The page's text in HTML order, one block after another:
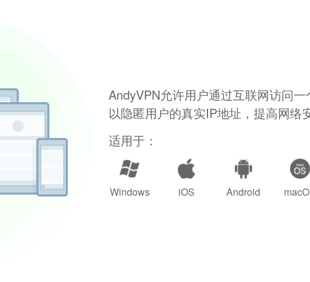
AndyVPN允许用户通过互联网访问
以隐匿用户的真实IP地址，提高网络
适用于：
Windows iOS Android